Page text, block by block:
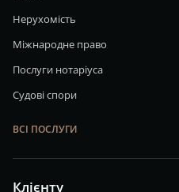
Нерухомість
Міжнародне право
Послуги нотаріуса
Судові спори
ВСІ ПОСЛУГИ
Клієнту